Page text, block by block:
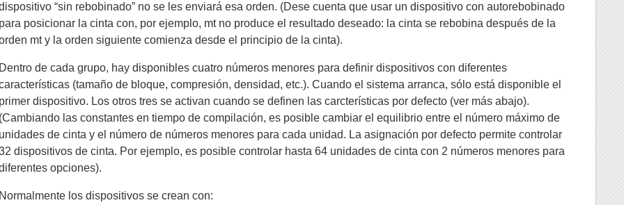
“sin rebobinado” no se les enviará esa orden. (Dese cuenta que usar un dispositivo con autorebobinado
para posicionar la cinta con, por ejemplo, mt no produce el resultado deseado: la cinta se rebobina después de la
mt y la orden siguiente comienza desde el principio de la cinta).
Dentro de cada grupo, hay disponibles cuatro números menores para definir dispositivos con diferentes
(tamaño de bloque, compresión, densidad, etc.). Cuando el sistema arranca, sólo está disponible el
primer dispositivo. Los otros tres se activan cuando se definen las carcterísticas por defecto (ver más abajo).
(Cambiando las constantes en tiempo de compilación, es posible cambiar el equilibrio entre el número máximo de
unidades de cinta y el número de números menores para cada unidad. La asignación por defecto permite controlar
dispositivos de cinta. Por ejemplo, es posible controlar hasta 64 unidades de cinta con 2 números menores para
opciones).
Normalmente los dispositivos se crean con: